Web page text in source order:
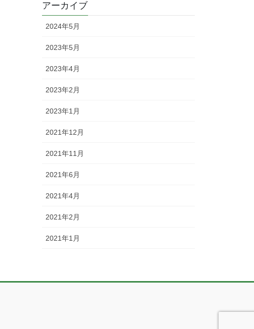
アーカイブ
2024年5月
2023年5月
2023年4月
2023年2月
2023年1月
2021年12月
2021年11月
2021年6月
2021年4月
2021年2月
2021年1月